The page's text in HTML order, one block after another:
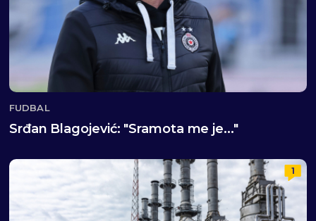
FUDBAL
Srđan Blagojević: "Sramota me je..."
1